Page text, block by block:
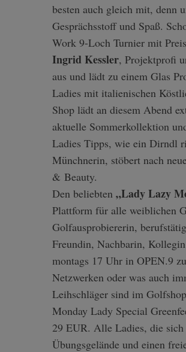
besten auch gleich mit, denn
Gesprächsstoff und Spaß.
Work 9-Loch Turnier mit
Ingrid Kessler, Projektprofi
aus und lädt zu einem Glas
Ladies mit italienischen
Shop lädt an diesem Abend
aktuelle Sommerkollektion
Ladies Tipps, wie ein Dirndl
Münchnerin, stöbert nach
& Beauty.
Den beliebten „Lady Lazy
Plattform für alle weiblichen
Golfausprobiererin,
Freundin, Nachbarin,
montags 17 Uhr in OPEN.9
Netzwerken oder was auch
Leihschläger sind im
Monday Lady Special
29 EUR. Alle Ladies, die sich
Übungsgelände und einen